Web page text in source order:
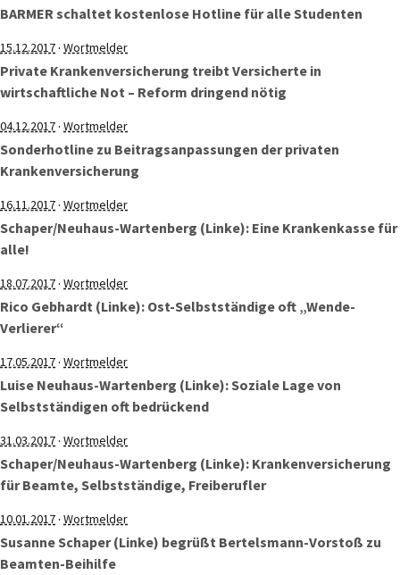
BARMER schaltet kostenlose Hotline für alle Studenten
15.12.2017· Wortmelder
Private Krankenversicherung treibt Versicherte in
wirtschaftliche Not – Reform dringend nötig
04.12.2017· Wortmelder
Sonderhotline zu Beitragsanpassungen der privaten
Krankenversicherung
16.11.2017· Wortmelder
Schaper/Neuhaus-Wartenberg (Linke): Eine Krankenkasse für
alle!
18.07.2017· Wortmelder
Rico Gebhardt (Linke): Ost-Selbstständige oft „Wende-
Verlierer“
17.05.2017· Wortmelder
Luise Neuhaus-Wartenberg (Linke): Soziale Lage von
Selbstständigen oft bedrückend
31.03.2017· Wortmelder
Schaper/Neuhaus-Wartenberg (Linke): Krankenversicherung
für Beamte, Selbstständige, Freiberufler
10.01.2017· Wortmelder
Susanne Schaper (Linke) begrüßt Bertelsmann-Vorstoß zu
Beamten-Beihilfe